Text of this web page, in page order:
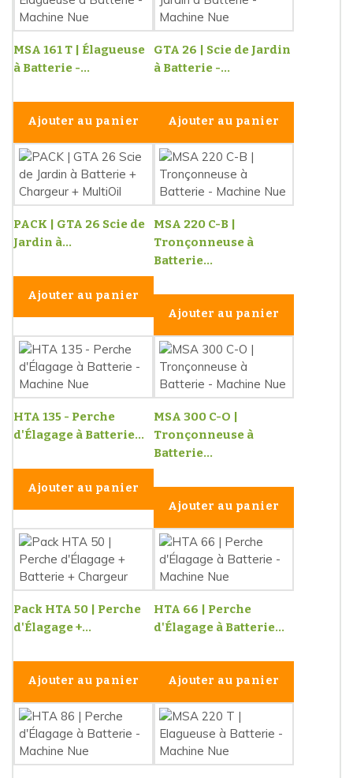
MSA 161 T | Élagueuse
à Batterie -...
Ajouter au panier
GTA 26 | Scie de Jardin
à Batterie -...
Ajouter au panier
PACK | GTA 26 Scie de
Jardin à...
Ajouter au panier
MSA 220 C-B |
Tronçonneuse à
Batterie...
Ajouter au panier
HTA 135 - Perche
d'Élagage à Batterie...
Ajouter au panier
MSA 300 C-O |
Tronçonneuse à
Batterie...
Ajouter au panier
Pack HTA 50 | Perche
d'Élagage +...
Ajouter au panier
HTA 66 | Perche
d'Élagage à Batterie...
Ajouter au panier